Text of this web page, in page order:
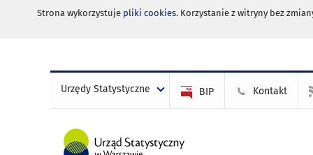
Strona wykorzystuje pliki cookies. Korzystanie z witryny bez
Urzędy Statystyczne BIP Kontakt